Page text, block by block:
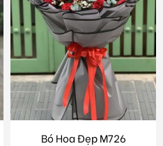
Bó Hoa Đẹp M726